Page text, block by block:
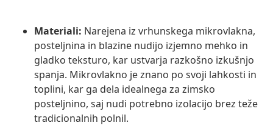
Materiali: Narejena iz vrhunskega mikrovlakna,
posteljnina in blazine nudijo izjemno mehko in
gladko teksturo, kar ustvarja razkošno izkušnjo
spanja. Mikrovlakno je znano po svoji lahkosti in
toplini, kar ga dela idealnega za zimsko
posteljnino, saj nudi potrebno izolacijo brez teže
tradicionalnih polnil.